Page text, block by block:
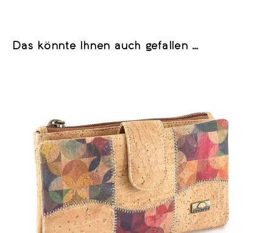
Das könnte Ihnen auch gefallen …